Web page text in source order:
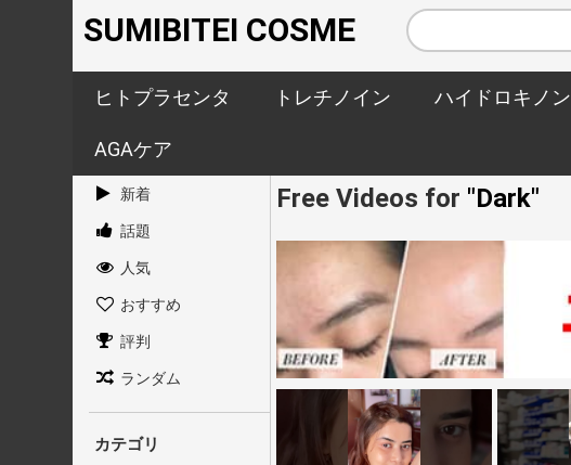
SUMIBITEI COSME
ヒトプラセンタ トレチノイン ハイドロキノン
AGAケア
新着
話題
人気
おすすめ
評判
ランダム
カテゴリ
Free Videos for "Dark"